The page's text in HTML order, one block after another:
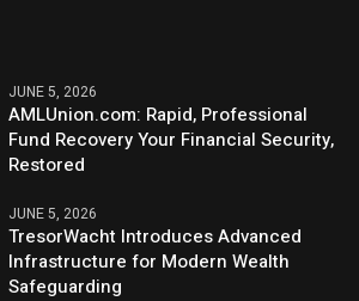
JUNE 5, 2026
AMLUnion.com: Rapid, Professional
Fund Recovery Your Financial Security,
Restored
JUNE 5, 2026
TresorWacht Introduces Advanced
Infrastructure for Modern Wealth
Safeguarding